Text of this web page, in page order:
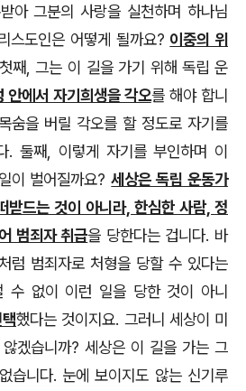
아 그분의 사랑을 실천하며 하나님
스도인은 어떻게 될까요? 이중의 위
째, 그는 이 길을 가기 위해 독립 운
안에서 자기희생을 각오를 해야 합니
숨을 버릴 각오를 할 정도로 자기를
. 둘째, 이렇게 자기를 부인하며 이
이 벌어질까요? 세상은 독립 운동가
받드는 것이 아니라, 한심한 사람, 정
범죄자 취급을 당한다는 겁니다. 바
럼 범죄자로 처형을 당할 수 있다는
수 없이 이런 일을 당한 것이 아니
했다는 것이지요. 그러니 세상이 미
겠습니까? 세상은 이 길을 가는 그
습니다. 눈에 보이지도 않는 신기루